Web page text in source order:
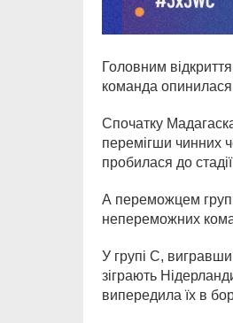
Головним
команда опинилася
Спочатку
перемігши чинних
пробилася до
А переможцем групи
непереможних
У групі С,
зіграють
випередила їх в